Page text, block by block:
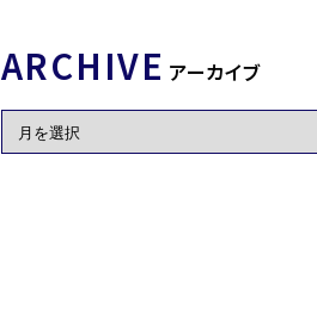
ARCHIVE アーカイブ